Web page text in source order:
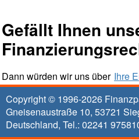
Gefällt Ihnen
Dann würden wir uns über Ihre
Copyright © 1996-2026
Gneisenaustraße 10, 53721
Deutschland, Tel.: 02241